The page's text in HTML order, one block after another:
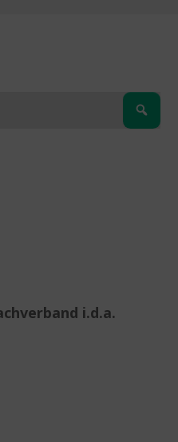
i.d.a.